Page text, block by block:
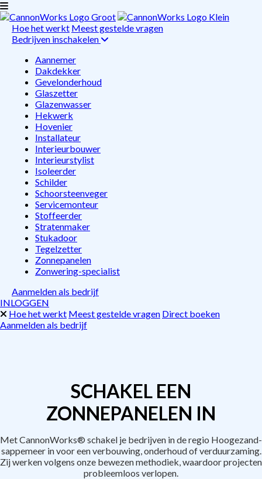
Hoe het werkt Meest gestelde vragen
Bedrijven inschakelen
Aannemer
Dakdekker
Gevelonderhoud
Glaszetter
Glazenwasser
Hekwerk
Hovenier
Installateur
Interieurbouwer
Interieurstylist
Isoleerder
Schilder
Schoorsteenveger
Servicemonteur
Stoffeerder
Stratenmaker
Stukadoor
Tegelzetter
Zonnepanelen
Zonwering-specialist
Aanmelden als bedrijf
INLOGGEN
Hoe het werkt Meest gestelde vragen Direct boeken
Aanmelden als bedrijf
SCHAKEL EEN
ZONNEPANELEN IN
Met CannonWorks® schakel je bedrijven in de regio Hoogezand-
sappemeer in voor een verbouwing, onderhoud of verduurzaming.
Zij werken volgens onze bewezen methodiek, waardoor projecten
probleemloos verlopen.